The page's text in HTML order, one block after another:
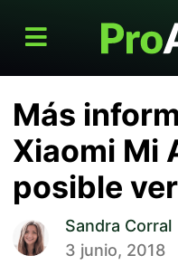
Más
Xiaomi Mi
posible
Sandra Corral
3 junio, 2018